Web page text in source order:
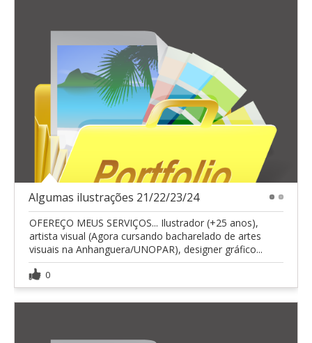
Algumas ilustrações 21/22/23/24
OFEREÇO MEUS SERVIÇOS... Ilustrador (+25 anos),
artista visual (Agora cursando bacharelado de artes
visuais na Anhanguera/UNOPAR), designer gráfico...
0